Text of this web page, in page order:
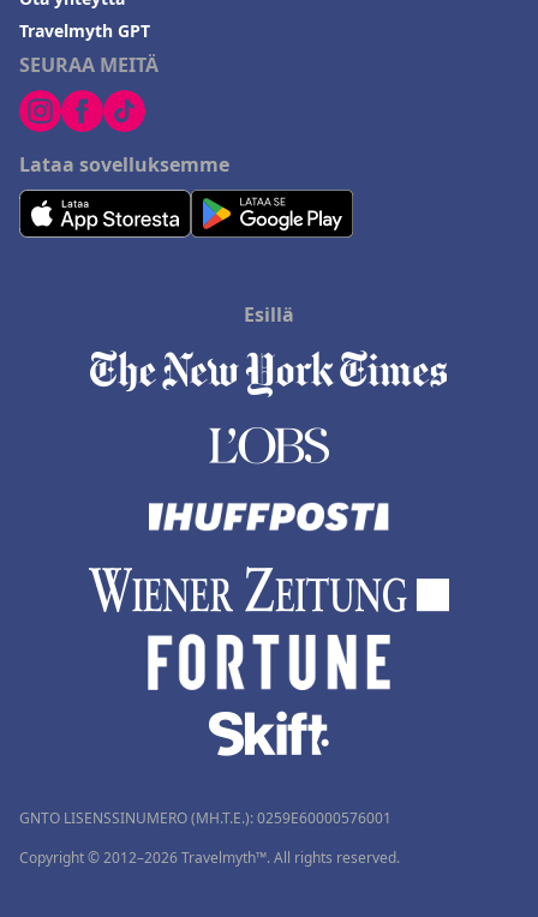
SEURAA MEITÄ
Lataa sovelluksemme
Travelmyth GPT
Esillä
GNTO LISENSSINUMERO (MH.T.E.): 0259Ε60000576001
Copyright © 2012–2026 Travelmyth™. All rights reserved.